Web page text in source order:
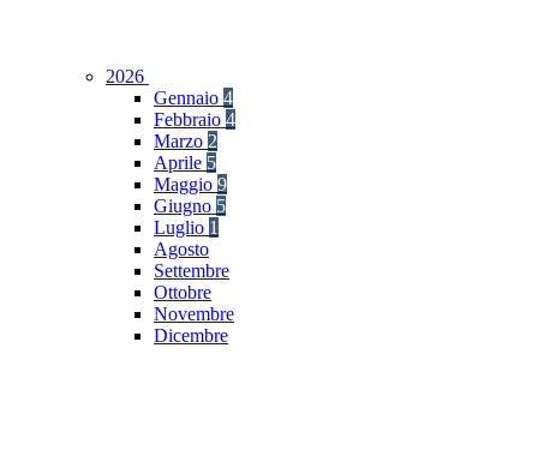
2026
Gennaio 4
Febbraio 4
Marzo 2
Aprile 5
Maggio 9
Giugno 5
Luglio 1
Agosto
Settembre
Ottobre
Novembre
Dicembre